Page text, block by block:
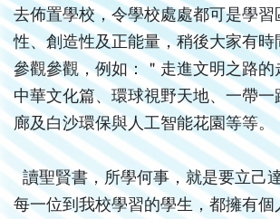
去佈置學校，令學校處處都可是學習
性、創造性及正能量，稍後大家有時
參觀參觀，例如：＂走進文明之路
中華文化篇、環球視野天地、一帶
廊及白沙環保與人工智能花園等等。
讀聖賢書，所學何事，就是要立己
每一位到我校學習的學生，都擁有